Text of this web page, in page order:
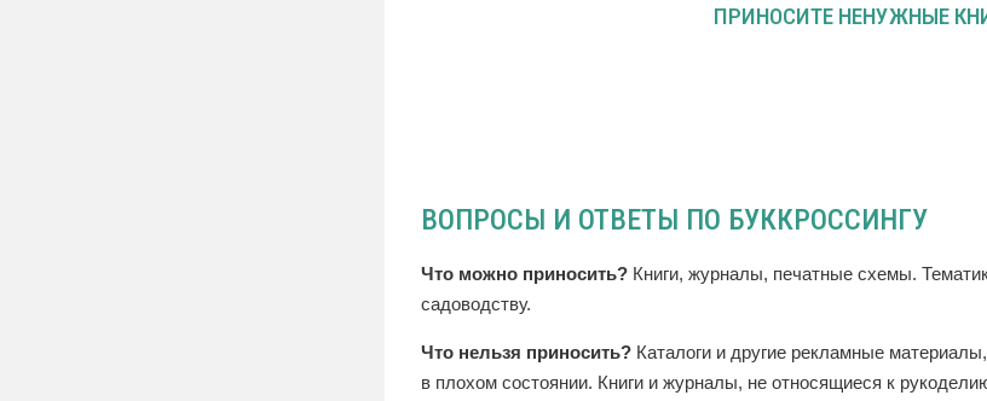
ПРИНОСИТЕ НЕНУЖНЫЕ
ВОПРОСЫ И ОТВЕТЫ ПО БУККРОССИНГУ
Что можно приносить?Книги, журналы, печатные схемы.
садоводству.
Что нельзя приносить?Каталоги и другие рекламные
в плохом состоянии. Книги и журналы, не относящиеся к